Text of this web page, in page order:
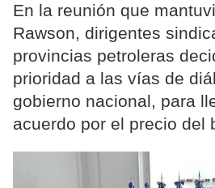
En la reunión que
Rawson, dirigentes
provincias petroleras
prioridad a las vías de
gobierno nacional, para
acuerdo por el precio del